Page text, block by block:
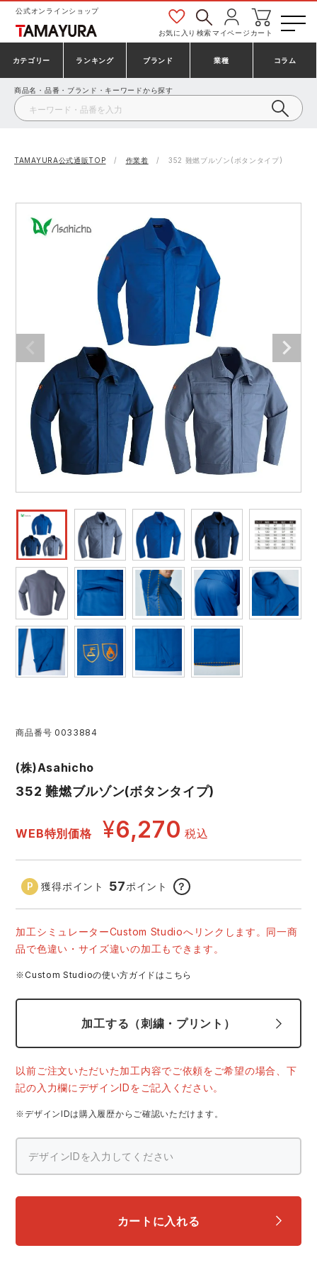
公式オンラインショップ
お気に入り 検索マイページ カート
カテゴリー
安全靴・作業靴
事務服・オフィスウェア
アウトドア・スポーツ
ワークスーツ
コンプレッションウェア
安全保護具
レインウェア・カッパ
ヤッケ
作業用小物・アクセサリー
ファン付き作業着・空調服
電熱ウェア・ヒートウェア
刺繍・プリント加工対象商品
ランキング
安全靴ランキング
安全靴スニーカーランキング
アシックス安全靴ランキング
ミズノ安全靴ランキング
アウトドアウェアランキング
つなぎランキング
空調服ランキング
コンプレッションウェアランキング
作業用ポロシャツランキング
作業用手袋ランキング
レインウェアランキング
アイズフロンティア ランキング
アイトス ランキング
ジーベック ランキング
ネーム刺繍・プリント加工対象商品
作業着
ニット
ファン付きウェア
ブランド
アシックス
プーマ コンバース（CONVERSE）
TSDESIGN
アイトス株式会社
ジーベック
クロダルマ 桑和
山田辰 クレヒフク
おたふく手袋 マック
住商モンブラン ボンマックス
GUSH FORCE CUP
GDジャパン カーシーカシマ
シンメン 日進ゴム
ハイパーV 丸五
エアークラフト 自重堂
サーヴォ セロリー 大阪支店
アタックベース サンエス
福山ゴム工業 ビッグボーン商事株式会社
業種
建設・建築作業服
製造・工場作業服
配達・営業作業服
自動車整備士作業服
DIY・日曜大工作業服
飲食店ユニフォーム
運送・倉庫作業服
清掃・ビルメンテ作業服
夜間・高視認性安全服
医療白衣・介護服
コラム
商品名・品番・ブランド・キーワードから探す
TAMAYURA公式通販TOP 作業着 352 難燃ブルゾン(ボタンタイプ)
商品番号 0033884
(株)Asahicho
352 難燃ブルゾン(ボタンタイプ)
WEB特別価格 ¥6,270 税込
獲得ポイント 57ポイント ？
加工シミュレーターCustom Studioへリンクします。同一商
品で色違い・サイズ違いの加工もできます。
※Custom Studioの使い方ガイドはこちら
加工する（刺繍・プリント）
以前ご注文いただいた加工内容でご依頼をご希望の場合、下
記の入力欄にデザインIDをご記入ください。
※デザインIDは購入履歴からご確認いただけます。
カートに入れる